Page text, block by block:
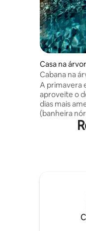
Casa na
Cabana na
vista, spa
A primavera
aproveite o
dias mais
(banheira
Vistas
“Noite
Perfeito
(Detalhes e